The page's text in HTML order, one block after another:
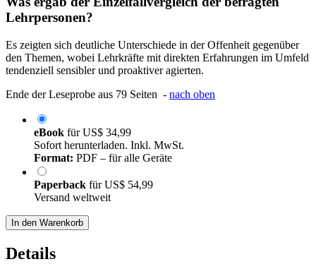
Lehrpersonen?
Es zeigten sich deutliche Unterschiede in der Offenheit gegenüber
den Themen, wobei Lehrkräfte mit direkten Erfahrungen im Umfeld
tendenziell sensibler und proaktiver agierten.
Ende der Leseprobe aus 79 Seiten - nach oben
eBook fürUS$ 34,99
Sofort herunterladen. Inkl. MwSt.
Format: PDF – für alle Geräte
Paperback fürUS$ 54,99
Versand weltweit
In den Warenkorb
Details